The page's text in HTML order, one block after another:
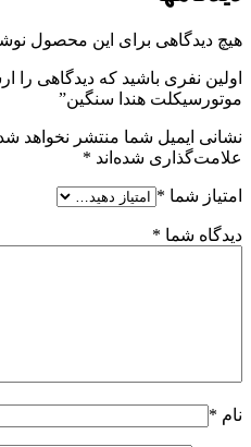
هیچ دیدگاهی برای این محصول
اولین نفری باشید که دیدگاهی را
موتورسیکلت هندا سنگین”
نشانی ایمیل شما منتشر نخواهد
علامت‌گذاری شده‌اند *
امتیاز شما *
دیدگاه شما *
نام *